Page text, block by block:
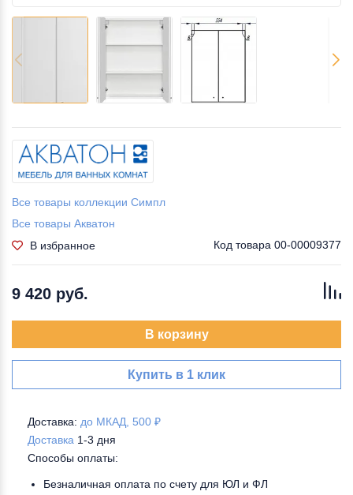
Все товары коллекции Симпл
Все товары Акватон
В избранное
Код товара 00-00009377
9 420 руб.
В корзину
Купить в 1 клик
Доставка: до МКАД, 500 ₽
Доставка 1-3 дня
Способы оплаты:
Безналичная оплата по счету для ЮЛ и ФЛ